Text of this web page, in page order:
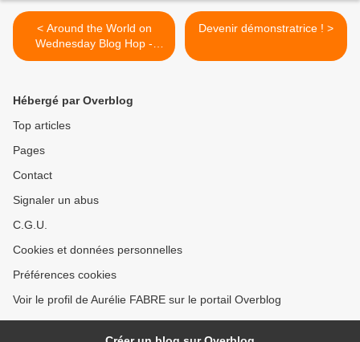
< Around the World on
Wednesday Blog Hop -
Basic Essentials Challenge
Devenir démonstratrice ! >
Hébergé par Overblog
Top articles
Pages
Contact
Signaler un abus
C.G.U.
Cookies et données personnelles
Préférences cookies
Voir le profil de Aurélie FABRE sur le portail Overblog